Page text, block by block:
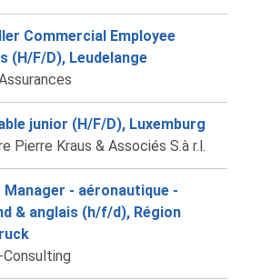
Commercial Employee
(H/F/D), Leudelange
junior (H/F/D), Luxemburg
Pierre Kraus & Associés S.à r.l.
Manager - aéronautique -
& anglais (h/f/d), Région
Consulting